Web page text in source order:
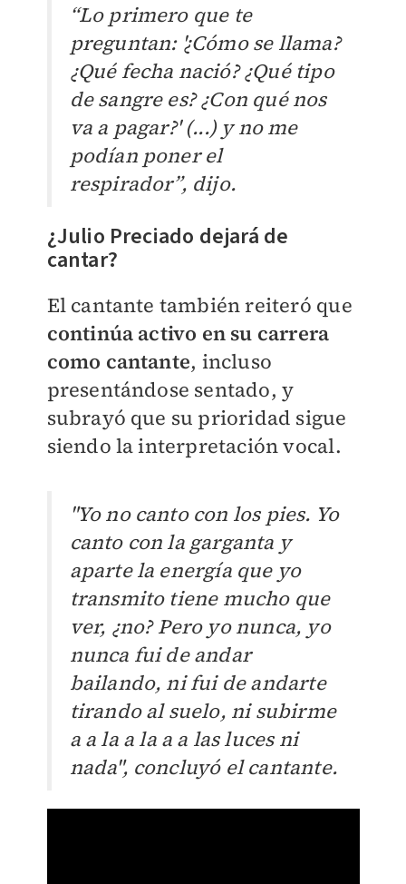
“Lo primero que te
preguntan: '¿Cómo se llama?
¿Qué fecha nació? ¿Qué tipo
de sangre es? ¿Con qué nos
va a pagar?' (...) y no me
podían poner el
respirador”, dijo.
¿Julio Preciado dejará de
cantar?
El cantante también reiteró que
continúa activo en su carrera
como cantante, incluso
presentándose sentado, y
subrayó que su prioridad sigue
siendo la interpretación vocal.
"Yo no canto con los pies. Yo
canto con la garganta y
aparte la energía que yo
transmito tiene mucho que
ver, ¿no? Pero yo nunca, yo
nunca fui de andar
bailando, ni fui de andarte
tirando al suelo, ni subirme
a a la a la a a las luces ni
nada", concluyó el cantante.